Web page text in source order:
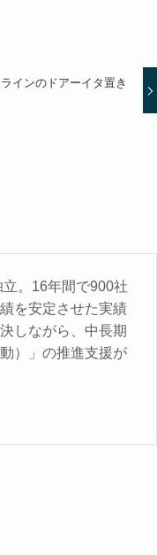
インのドアーイタ置き
。16年間で900社
を安定させた実績
しながら、中長期
）」の推進支援が